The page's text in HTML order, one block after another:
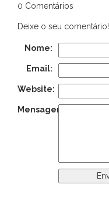
0 Comentários
Deixe o seu comentário!
Nome:
Email:
Website:
Mensagem: